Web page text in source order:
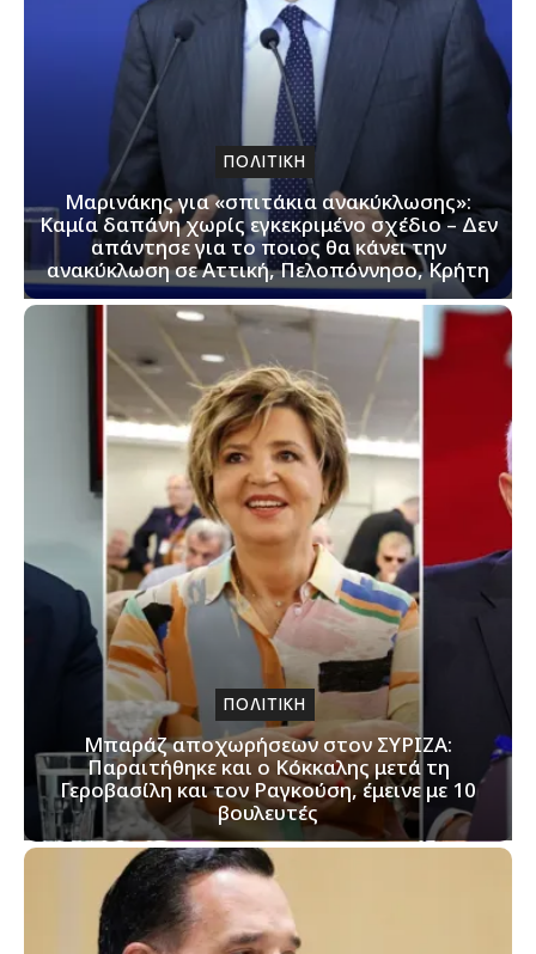
ΠΟΛΙΤΙΚΗ
Μαρινάκης για «σπιτάκια ανακύκλωσης»:
Καμία δαπάνη χωρίς εγκεκριμένο σχέδιο – Δεν
απάντησε για το ποιος θα κάνει την
ανακύκλωση σε Αττική, Πελοπόννησο, Κρήτη
ΠΟΛΙΤΙΚΗ
Μπαράζ αποχωρήσεων στον ΣΥΡΙΖΑ:
Παραιτήθηκε και ο Κόκκαλης μετά τη
Γεροβασίλη και τον Ραγκούση, έμεινε με 10
βουλευτές